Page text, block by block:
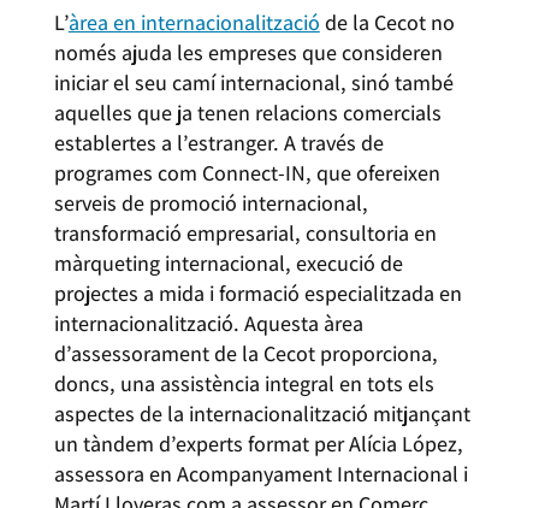
L’àrea en internacionalització de la Cecot no
només ajuda les empreses que consideren
iniciar el seu camí internacional, sinó també
aquelles que ja tenen relacions comercials
establertes a l’estranger. A través de
programes com Connect-IN, que ofereixen
serveis de promoció internacional,
transformació empresarial, consultoria en
màrqueting internacional, execució de
projectes a mida i formació especialitzada en
internacionalització. Aquesta àrea
d’assessorament de la Cecot proporciona,
doncs, una assistència integral en tots els
aspectes de la internacionalització mitjançant
un tàndem d’experts format per Alícia López,
assessora en Acompanyament Internacional i